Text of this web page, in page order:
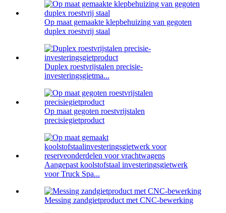
Op maat gemaakte klepbehuizing van gegoten
duplex roestvrij staal
Duplex roestvrijstalen precisie-
investeringsgietma...
Op maat gegoten roestvrijstalen
precisiegietproduct
Aangepast koolstofstaal investeringsgietwerk
voor Truck Spa...
Messing zandgietproduct met CNC-bewerking